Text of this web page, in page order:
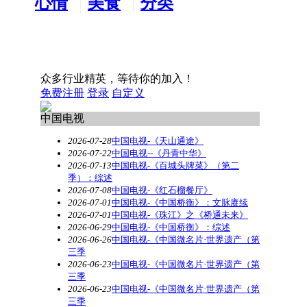
众多行业精英，等待你的加入！
免费注册 登录 自定义
中国电视
2026-07-28中国电视-《天山通途》
2026-07-22中国电视--《丹青中华》
2026-07-13中国电视-《百城头牌菜》（第二
季）：综述
2026-07-08中国电视-《红石榴餐厅》
2026-07-01中国电视-《中国桥衡》：文脉赓续
2026-07-01中国电视-《珠江》之《桥通未来》
2026-06-29中国电视-《中国桥衡》：综述
2026-06-26中国电视-《中国微名片·世界遗产（第
三季
2026-06-23中国电视-《中国微名片·世界遗产（第
三季
2026-06-23中国电视-《中国微名片·世界遗产（第
三季